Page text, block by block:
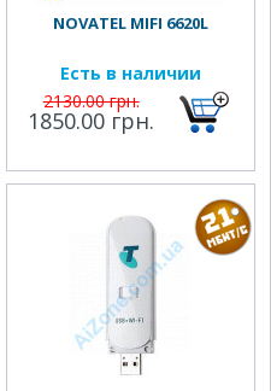
NOVATEL MIFI 6620L
Есть в наличии
2130.00 грн.
1850.00 грн.